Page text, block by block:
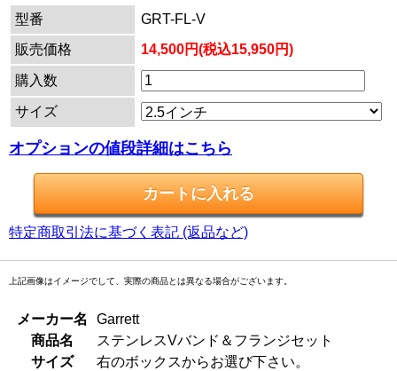
型番
GRT-FL-V
販売価格
14,500円(税込15,950円)
購入数
サイズ
オプションの値段詳細はこちら
特定商取引法に基づく表記 (返品など)
上記画像はイメージでして、実際の商品とは異なる場合がございます。
メーカー名
Garrett
商品名
ステンレスVバンド＆フランジセット
サイズ
右のボックスからお選び下さい。